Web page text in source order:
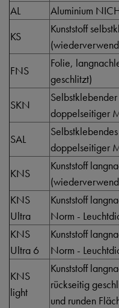
AL
Aluminium
KS
Kunststoff
FNS
Folie,
geschlitzt)
SKN
doppelseitiger
SAL
doppelseitiger
KNS
Kunststoff
KNS
Ultra
Kunststoff
Norm -
KNS
Ultra 6
Kunststoff
Norm -
KNS
light
Kunststoff
rückseitig
und runden